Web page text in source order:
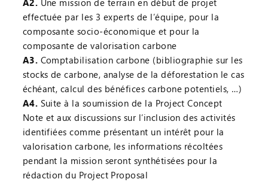
effectuée par les 3 experts de l’équipe, pour la
composante socio-économique et pour la
composante de valorisation carbone
A3. Comptabilisation carbone (bibliographie sur les
stocks de carbone, analyse de la déforestation le cas
échéant, calcul des bénéfices carbone potentiels, …)
A4. Suite à la soumission de la Project Concept
Note et aux discussions sur l’inclusion des activités
identifiées comme présentant un intérêt pour la
valorisation carbone, les informations récoltées
pendant la mission seront synthétisées pour la
rédaction du Project Proposal